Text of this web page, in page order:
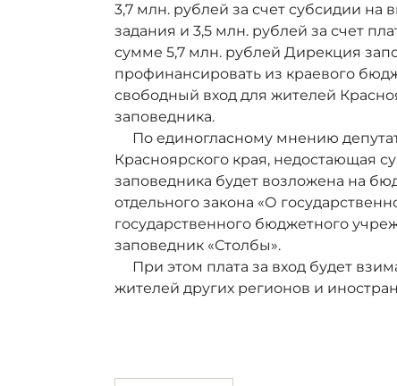
3,7 млн. рублей за счет субсидии на
задания и 3,5 млн. рублей за счет
сумме 5,7 млн. рублей Дирекция
профинансировать из краевого
свободный вход для жителей
заповедника.
По единогласному мнению
Красноярского края, недостающая
заповедника будет возложена на
отдельного закона «О
государственного бюджетного
заповедник «Столбы».
При этом плата за вход будет
жителей других регионов и